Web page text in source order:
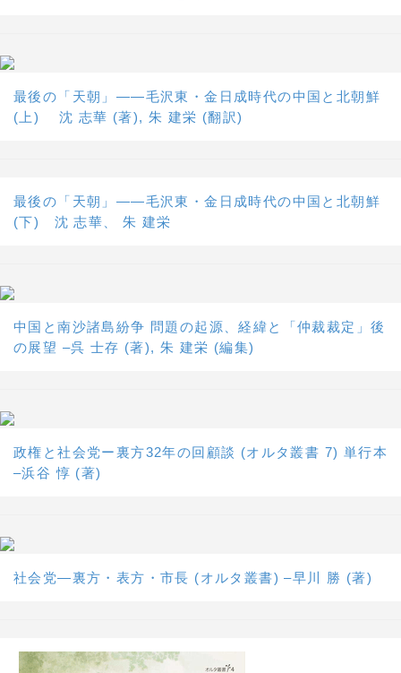
最後の「天朝」――毛沢東・金日成時代の中国と北朝鮮
(上) 沈 志華 (著), 朱 建栄 (翻訳)
最後の「天朝」――毛沢東・金日成時代の中国と北朝鮮
(下) 沈 志華、 朱 建栄
中国と南沙諸島紛争 問題の起源、経緯と「仲裁裁定」後
の展望 –呉 士存 (著), 朱 建栄 (編集)
政権と社会党ー裏方32年の回顧談 (オルタ叢書 7) 単行本
–浜谷 惇 (著)
社会党―裏方・表方・市長 (オルタ叢書) –早川 勝 (著)